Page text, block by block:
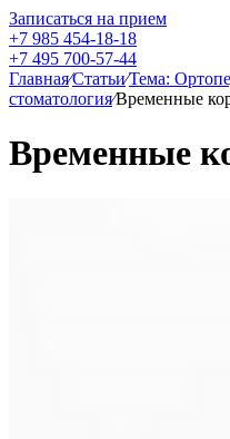
Записаться на прием
+7 985 454-18-18
+7 495 700-57-44
Главная⁄Статьи⁄Тема:
стоматология⁄Временные
Временные